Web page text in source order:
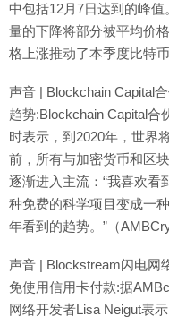
中包括12月7日达到的峰
量的下降将部分被平均价
格上涨推动了本季度比特
声音 | Blockchain Capital
趋势:Blockchain Capital合
时表示，到2020年，世界
前，所有与加密货币和区
逐渐进入主流：“我喜欢看
种免费的科学项目变成一
年看到的趋势。”（
声音 | Blockstream闪电网
免使用信用卡付款:据
网络开发者Lisa Neigut表